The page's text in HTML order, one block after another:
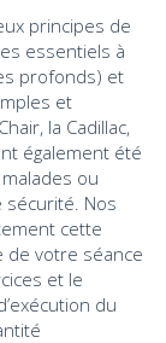
principes de
essentiels à
profonds) et
et
la Cadillac,
également été
ou
Nos
cette
de votre séance
et le
du